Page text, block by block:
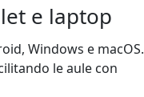
e laptop
Windows e macOS.
le aule con